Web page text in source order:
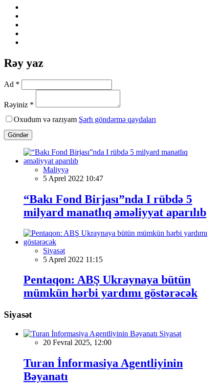
Rəy yaz
Ad *
Rəyiniz *
Oxudum və razıyam Şərh göndərmə qaydaları
Göndər
Maliyyə
5 Aprel 2022 10:47
“Bakı Fond Birjası”nda I rübdə 5
milyard manatlıq əməliyyat aparılıb
Siyasət
5 Aprel 2022 11:15
Pentaqon: ABŞ Ukraynaya bütün
mümkün hərbi yardımı göstərəcək
Siyasət
Siyasət
20 Fevral 2025, 12:00
Turan İnformasiya Agentliyinin
Bəyanatı